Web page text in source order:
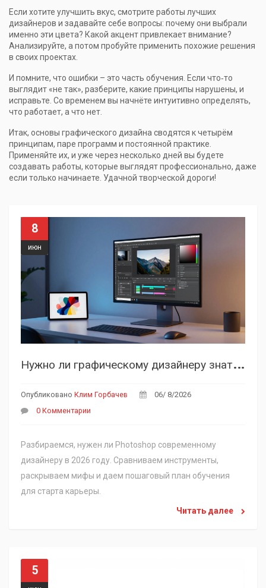
Если хотите улучшить вкус, смотрите работы лучших
дизайнеров и задавайте себе вопросы: почему они выбрали
именно эти цвета? Какой акцент привлекает внимание?
Анализируйте, а потом пробуйте применить похожие решения
в своих проектах.
И помните, что ошибки – это часть обучения. Если что‑то
выглядит «не так», разберите, какие принципы нарушены, и
исправьте. Со временем вы начнёте интуитивно определять,
что работает, а что нет.
Итак, основы графического дизайна сводятся к четырём
принципам, паре программ и постоянной практике.
Применяйте их, и уже через несколько дней вы будете
создавать работы, которые выглядят профессионально, даже
если только начинаете. Удачной творческой дороги!
8
июн
Н
ужно ли графическому дизайнеру знать Photoshop в 2026 году?
Опубликовано Клим Горбачев
06/ 8/2026
0 Комментарии
Разбираемся, нужен ли Photoshop современному
дизайнеру в 2026 году. Сравниваем инструменты,
раскрываем мифы и даем пошаговый план обучения
для старта карьеры.
Читать далее
5